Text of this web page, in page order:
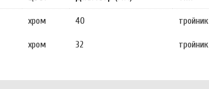
хром 40 тройник
хром 32 тройник